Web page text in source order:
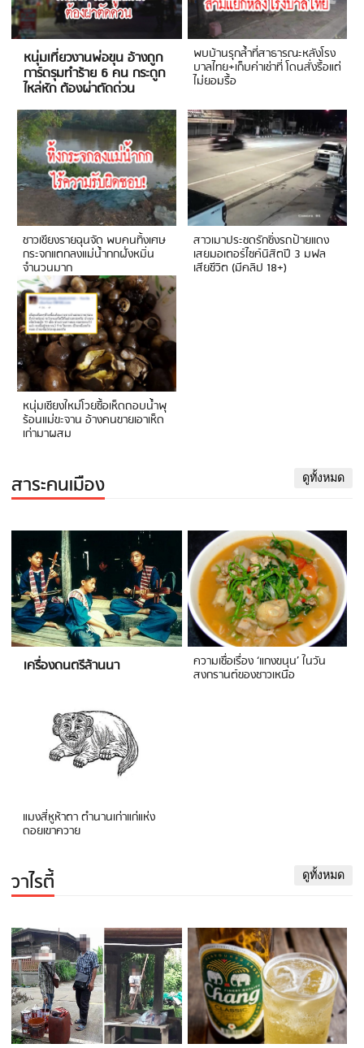
หนุ่มเที่ยวงานพ่อขุน อ้างถูก
การ์ดรุมทำร้าย 6 คน กระดูก
ไหล่หัก ต้องผ่าตัดด่วน
พบบ้านรุกล้ำที่สาธารณะหลังโรง
บาลไทย+เก็บค่าเช่าที่ โดนสั่งรื้อแต่
ไม่ยอมรื้อ
ชาวเชียงรายฉุนจัด พบคนทิ้งเศษ
กระจกแตกลงแม่น้ำกกฝั่งหมิ่น
จำนวนมาก
สาวเมาประชดรักซิ่งรถป้ายแดง
เสยมอเตอร์ไซค์นิสิตปี 3 มฟล
เสียชีวิต (มีคลิป 18+)
หนุ่มเชียงใหม่โวยซื้อเห็ดถอบน้ำพุ
ร้อนแม่ขะจาน อ้างคนขายเอาเห็ด
เก่ามาผสม
สาระคนเมือง ดูทั้งหมด
เครื่องดนตรีล้านนา ความเชื่อเรื่อง ‘แกงขนุน’ ในวัน
สงกรานต์ของชาวเหนือ
แมงสี่หูห้าตา ตำนานเก่าแก่แห่ง
ดอยเขาควาย
วาไรตี้ ดูทั้งหมด